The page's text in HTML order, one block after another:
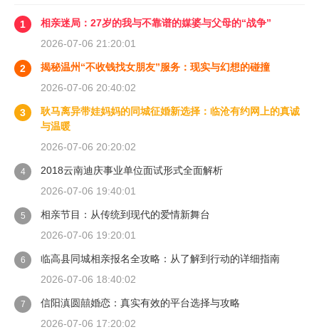
1
相亲迷局：27岁的我与不靠谱的媒婆与父母的“战争”
2026-07-06 21:20:01
2
揭秘温州“不收钱找女朋友”服务：现实与幻想的碰撞
2026-07-06 20:40:02
3
耿马离异带娃妈妈的同城征婚新选择：临沧有约网上的真诚
与温暖
2026-07-06 20:20:02
4
2018云南迪庆事业单位面试形式全面解析
2026-07-06 19:40:01
5
相亲节目：从传统到现代的爱情新舞台
2026-07-06 19:20:01
6
临高县同城相亲报名全攻略：从了解到行动的详细指南
2026-07-06 18:40:02
7
信阳滇圆囍婚恋：真实有效的平台选择与攻略
2026-07-06 17:20:02